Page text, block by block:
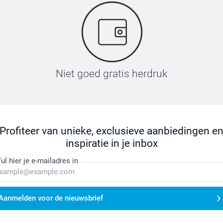
Niet goed gratis herdruk
Profiteer van unieke, exclusieve aanbiedingen en
inspiratie in je inbox
hier je e-mailadres in
voor de nieuwsbrief